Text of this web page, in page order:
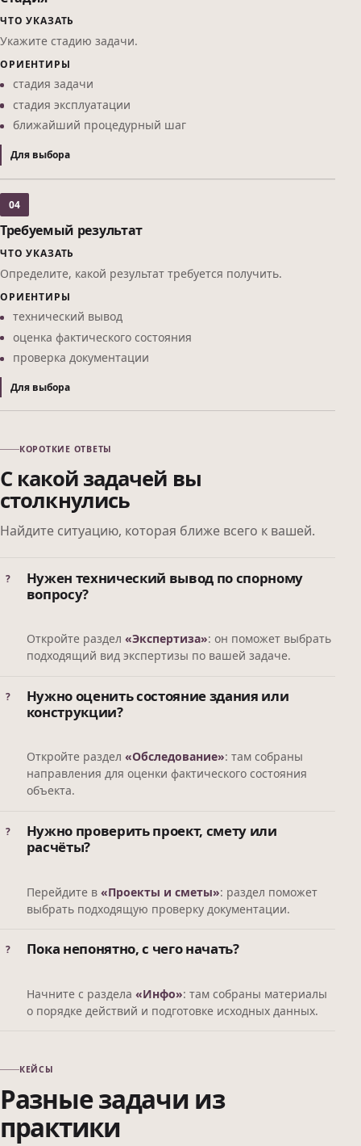
ЧТО УКАЗАТЬ
Укажите стадию задачи.
ОРИЕНТИРЫ
стадия задачи
стадия эксплуатации
ближайший процедурный шаг
Для выбора
04
Требуемый результат
ЧТО УКАЗАТЬ
Определите, какой результат требуется получить.
ОРИЕНТИРЫ
технический вывод
оценка фактического состояния
проверка документации
Для выбора
КОРОТКИЕ ОТВЕТЫ
С какой задачей вы
столкнулись
Найдите ситуацию, которая ближе всего к вашей.
Нужен технический вывод по спорному
вопросу?
Откройте раздел «Экспертиза»: он поможет выбрать
подходящий вид экспертизы по вашей задаче.
Нужно оценить состояние здания или
конструкции?
Откройте раздел «Обследование»: там собраны
направления для оценки фактического состояния
объекта.
Нужно проверить проект, смету или
расчёты?
Перейдите в «Проекты и сметы»: раздел поможет
выбрать подходящую проверку документации.
Пока непонятно, с чего начать?
Начните с раздела «Инфо»: там собраны материалы
о порядке действий и подготовке исходных данных.
КЕЙСЫ
Разные задачи из
практики